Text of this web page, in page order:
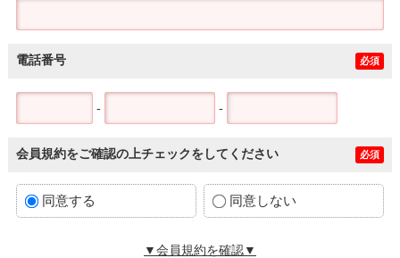
電話番号 必須
- -
会員規約をご確認の上チェックをしてください 必須
同意する 同意しない
▼会員規約を確認▼